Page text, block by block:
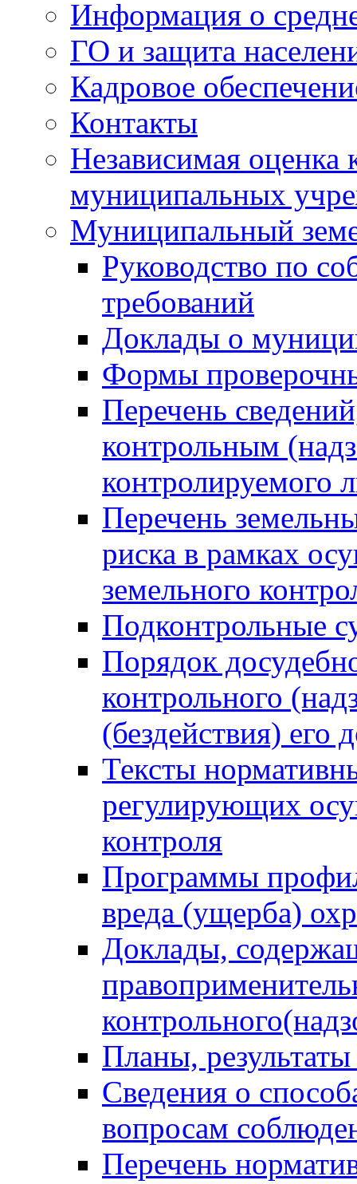
Информация о
ГО и защита
Кадровое
Контакты
Независимая оценка
муниципальных
Муниципальный
Руководство по
требований
Доклады о
Формы
Перечень
контрольным
контролируемого
Перечень
риска в рамках
земельного
Подконтрольные
Порядок
контрольного
(бездействия)
Тексты
регулирующих
контроля
Программы
вреда (ущерба)
Доклады,
Планы,
Сведения о
вопросам
Перечень